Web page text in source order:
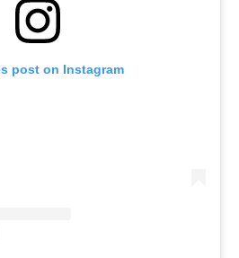
post on Instagram